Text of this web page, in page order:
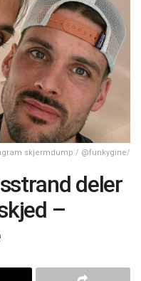
skjermdump / @funkygine/
deler
–